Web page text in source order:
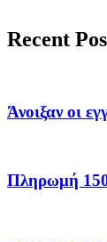
Recent
Άνοιξαν οι
Πληρωμή 150